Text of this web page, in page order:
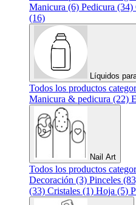
Manicura (6) Pedicura (34)
(16)
Líquidos
Todos los productos
Manicura & pedicura (22)
Nail Art
Todos los productos
Decoración (3) Pinceles
(33) Cristales (1) Hoja (5)